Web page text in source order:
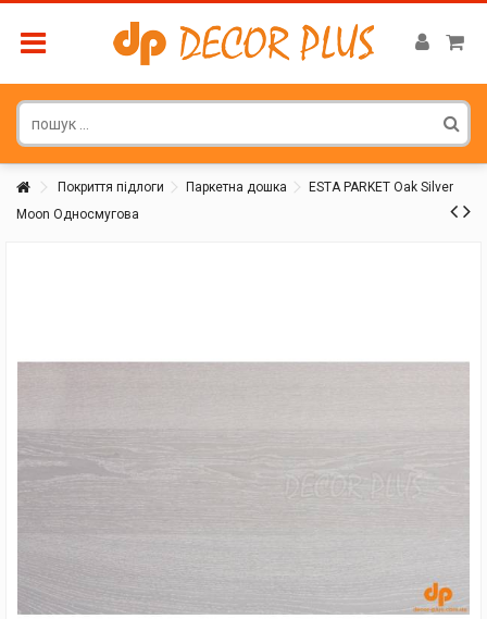
Покриття підлоги Паркетна дошка
ESTA PARKET Oak Silver
Moon Односмугова